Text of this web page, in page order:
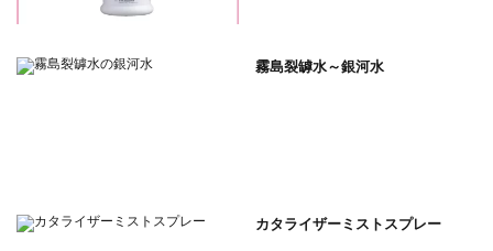
霧島裂罅水～銀河水
カタライザーミストスプレー